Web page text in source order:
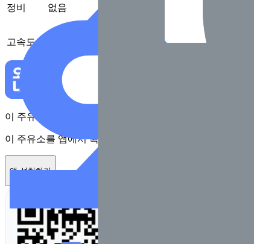
정비 없음
고속도로
이 주유소를 앱에서 확인하고 최대 1만원 혜택을 받아보세요
이 주유소를 앱에서 확인하고 최대 1만원 혜택을 받아보세요
앱 설치하기